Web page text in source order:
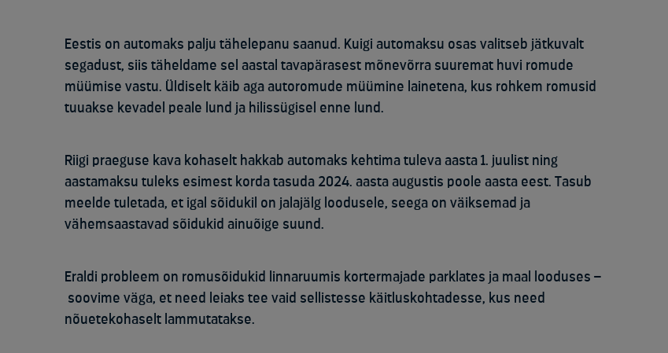
Eestis on automaks palju tähelepanu saanud. Kuigi automaksu osas valitseb jätkuvalt
segadust, siis täheldame sel aastal tavapärasest mõnevõrra suuremat huvi romude
müümise vastu. Üldiselt käib aga autoromude müümine lainetena, kus rohkem romusid
tuuakse kevadel peale lund ja hilissügisel enne lund.
Riigi praeguse kava kohaselt hakkab automaks kehtima tuleva aasta 1. juulist ning
aastamaksu tuleks esimest korda tasuda 2024. aasta augustis poole aasta eest. Tasub
meelde tuletada, et igal sõidukil on jalajälg loodusele, seega on väiksemad ja
vähemsaastavad sõidukid ainuõige suund.
Eraldi probleem on romusõidukid linnaruumis kortermajade parklates ja maal looduses –
soovime väga, et need leiaks tee vaid sellistesse käitluskohtadesse, kus need
nõuetekohaselt lammutatakse.